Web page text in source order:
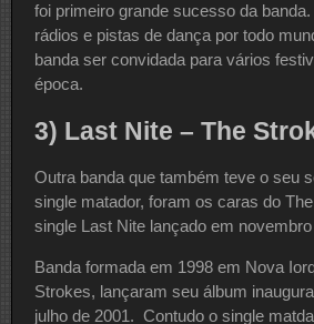
foi primeiro grande sucesso da
rádios e pistas de dança por todo
banda ser convidada para vários
época.
3) Last Nite – The
Outra banda que também teve o seu
single matador, foram os caras do
single Last Nite lançado em
Banda formada em 1998 em Nova
Strokes, lançaram seu álbum
julho de 2001. Contudo o single